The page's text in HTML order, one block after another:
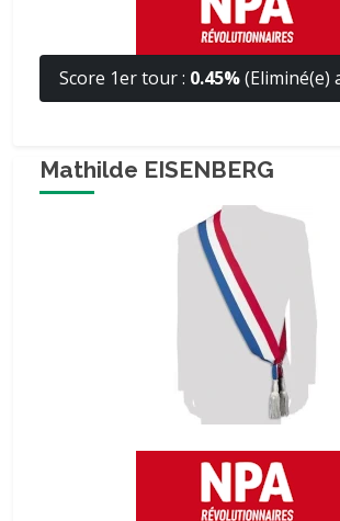
Score 1er tour : 0.45%(Eliminé(e)
Mathilde EISENBERG